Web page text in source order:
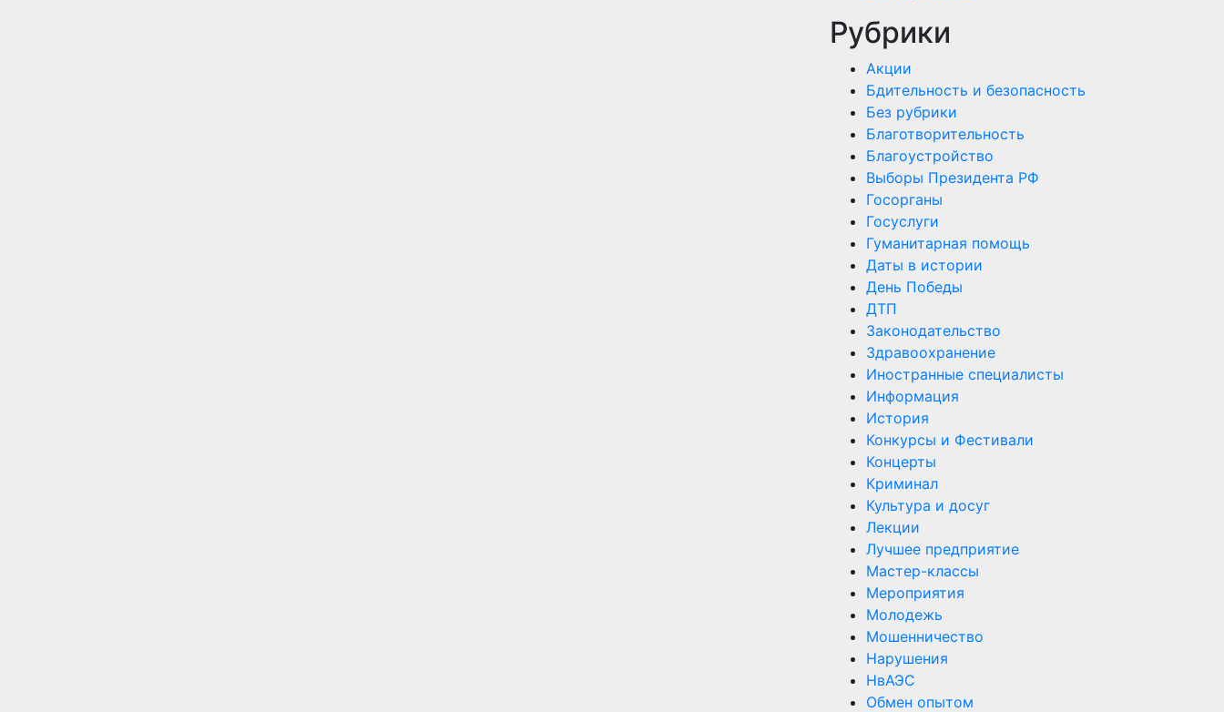
Рубрики
Акции
Бдительность и безопасность
Без рубрики
Благотворительность
Благоустройство
Выборы Президента РФ
Госорганы
Госуслуги
Гуманитарная помощь
Даты в истории
День Победы
ДТП
Законодательство
Здравоохранение
Иностранные специалисты
Информация
История
Конкурсы и Фестивали
Концерты
Криминал
Культура и досуг
Лекции
Лучшее предприятие
Мастер-классы
Мероприятия
Молодежь
Мошенничество
Нарушения
НвАЭС
Обмен опытом